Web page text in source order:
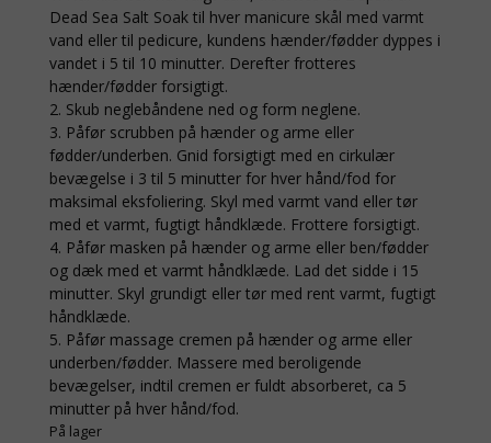
Dead Sea Salt Soak til hver manicure skål med varmt
vand eller til pedicure, kundens hænder/fødder dyppes i
vandet i 5 til 10 minutter. Derefter frotteres
hænder/fødder forsigtigt.
2. Skub neglebåndene ned og form neglene.
3. Påfør scrubben på hænder og arme eller
fødder/underben. Gnid forsigtigt med en cirkulær
bevægelse i 3 til 5 minutter for hver hånd/fod for
maksimal eksfoliering. Skyl med varmt vand eller tør
med et varmt, fugtigt håndklæde. Frottere forsigtigt.
4. Påfør masken på hænder og arme eller ben/fødder
og dæk med et varmt håndklæde. Lad det sidde i 15
minutter. Skyl grundigt eller tør med rent varmt, fugtigt
håndklæde.
5. Påfør massage cremen på hænder og arme eller
underben/fødder. Massere med beroligende
bevægelser, indtil cremen er fuldt absorberet, ca 5
minutter på hver hånd/fod.
På lager